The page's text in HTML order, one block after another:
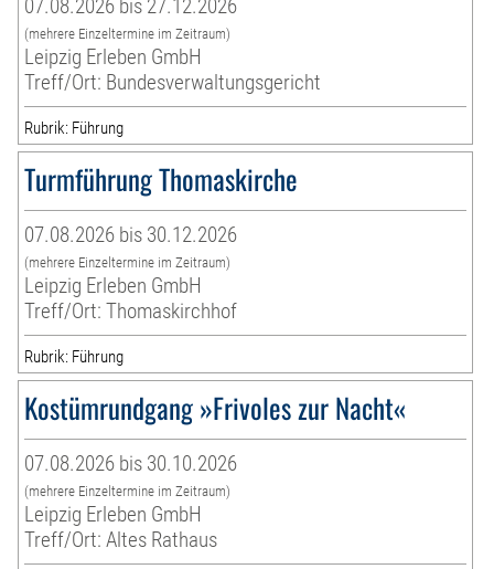
07.08.2026 bis 27.12.2026
(mehrere Einzeltermine im Zeitraum)
Leipzig Erleben GmbH
Treff/Ort: Bundesverwaltungsgericht
Rubrik: Führung
Turmführung Thomaskirche
07.08.2026 bis 30.12.2026
(mehrere Einzeltermine im Zeitraum)
Leipzig Erleben GmbH
Treff/Ort: Thomaskirchhof
Rubrik: Führung
Kostümrundgang »Frivoles zur Nacht«
07.08.2026 bis 30.10.2026
(mehrere Einzeltermine im Zeitraum)
Leipzig Erleben GmbH
Treff/Ort: Altes Rathaus